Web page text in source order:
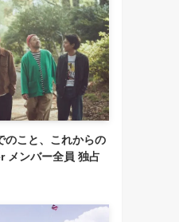
のこと、これからの
ンバー全員 独占